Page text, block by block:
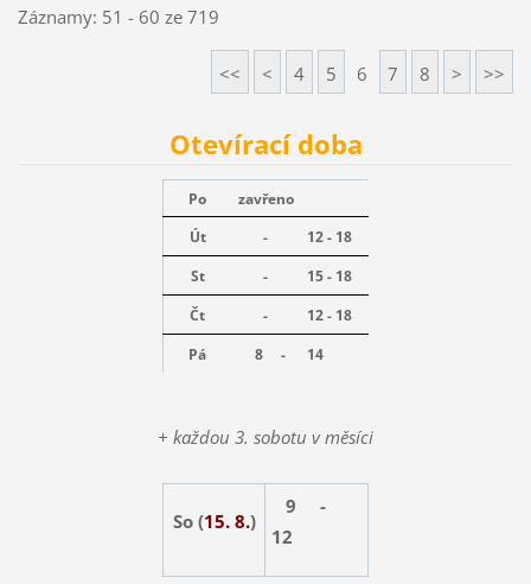
Záznamy: 51 - 60 ze 719
<< < 4 5 6 7 8 > >>
Otevírací doba
Po
zavřeno
Út
-
12 - 18
St
-
15 - 18
Čt
-
12 - 18
Pá
8 - 14
+ každou 3. sobotu v měsíci
So (15. 8.)
9 -
12